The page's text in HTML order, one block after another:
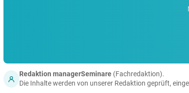
Redaktion managerSeminare (Fachredaktion).
Die Inhalte werden von unserer Redaktion geprüft,